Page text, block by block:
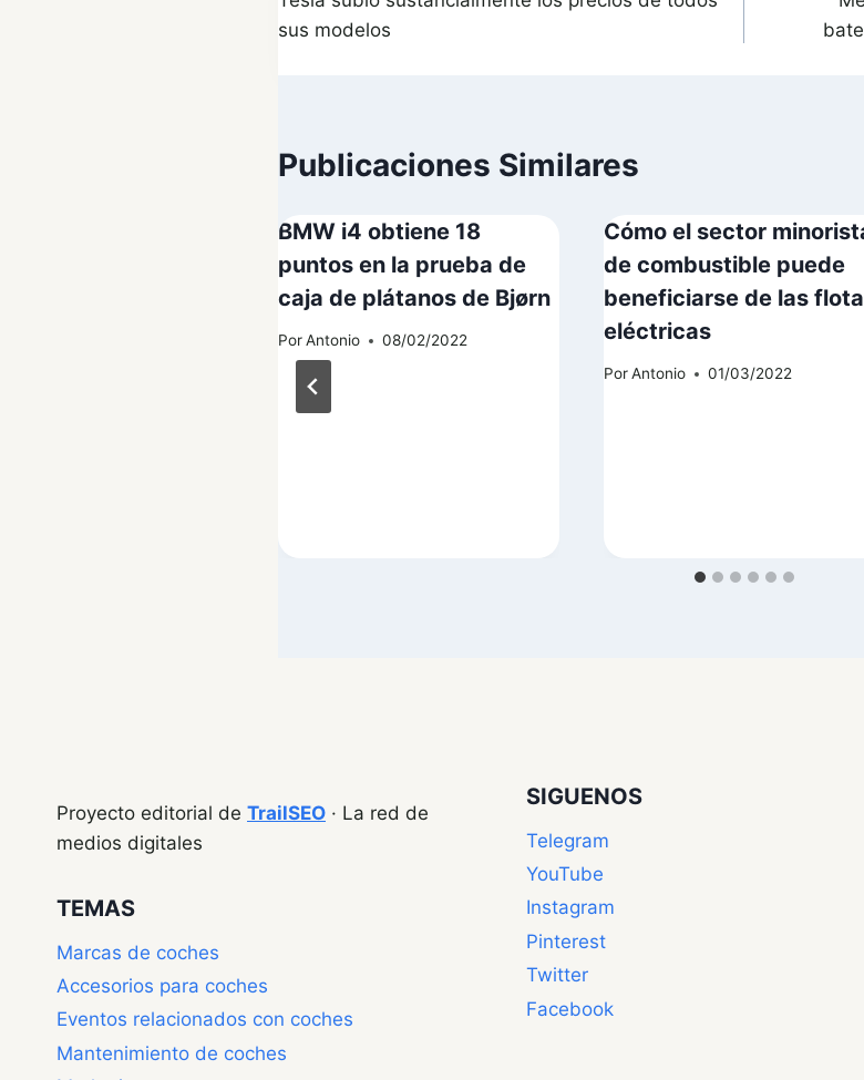
de
sus modelos
Publicaciones Similares
BMW i4 obtiene 18
puntos en la prueba de
caja de plátanos de Bjørn
PorAntonio 08/02/2022
Cómo el sector
de combustible puede
beneficiarse de las
eléctricas
PorAntonio 01/03/2022
Proyecto editorial de TrailSEO · La red de
medios digitales
TEMAS
Marcas de coches
Accesorios para coches
Eventos relacionados con coches
Mantenimiento de coches
SIGUENOS
Telegram
YouTube
Instagram
Pinterest
Twitter
Facebook